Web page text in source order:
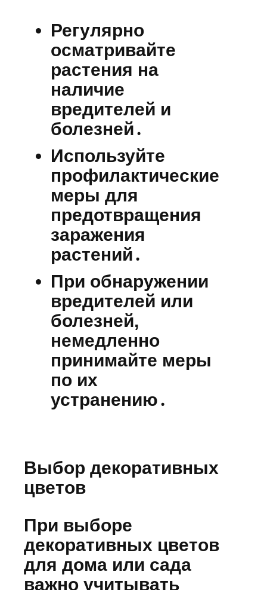
Регулярно
осматривайте
растения на
наличие
вредителей и
болезней․
Используйте
профилактические
меры для
предотвращения
заражения
растений․
При обнаружении
вредителей или
болезней,
немедленно
принимайте меры
по их
устранению․
Выбор декоративных
цветов
При выборе
декоративных цветов
для дома или сада
важно учитывать